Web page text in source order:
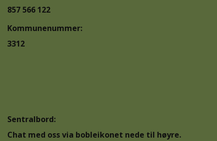
857 566 122
Kommunenummer:
3312
Sentralbord:
Chat med oss via bobleikonet nede til høyre.